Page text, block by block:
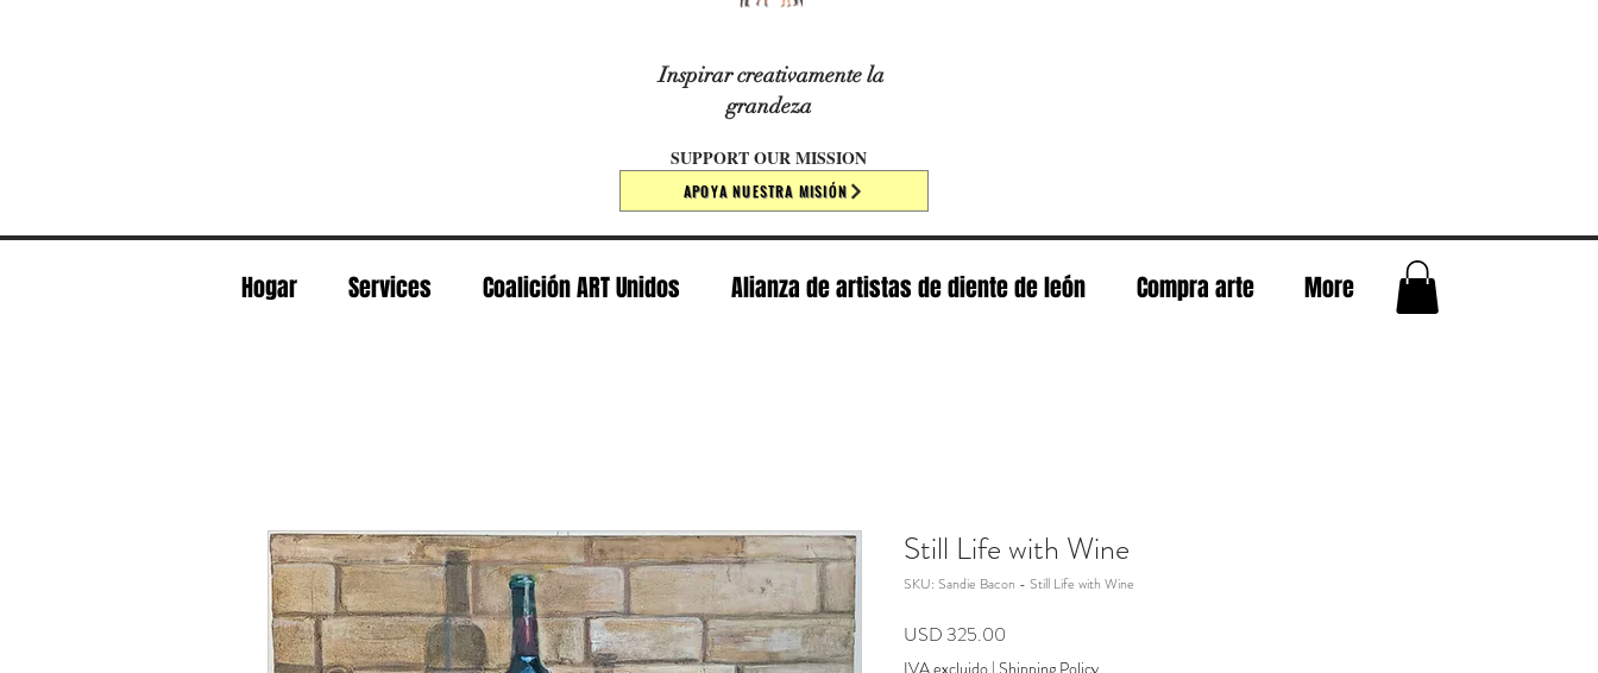
​​​Inspirar creativamente la
grandeza
SUPPORT OUR MISSION
APOYA NUESTRA MISIÓN
Hogar Services Coalición ART Unidos Alianza de artistas de diente de león Compra arte More
Still Life with Wine
SKU: Sandie Bacon - Still Life with Wine
USD 325.00